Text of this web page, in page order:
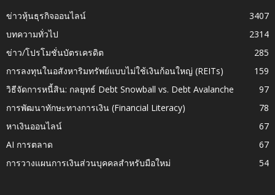
ข่าวหุ้นธุรกิจออนไลน์
3407
บทความทั่วไป
2314
ข่าว/โปรโมชั่นบัตรเครดิต
285
การลงทุนในอสังหาริมทรัพย์แบบไม่ใช้เงินก้อนใหญ่ (REITs)
159
วิธีจัดการหนี้สิน: กลยุทธ์ Debt Snowball vs. Debt Avalanche
97
การพัฒนาทักษะทางการเงิน (Financial Literacy)
78
หาเงินออนไลน์
67
AI การตลาด
67
การวางแผนการเงินส่วนบุคคลสำหรับมือใหม่
54